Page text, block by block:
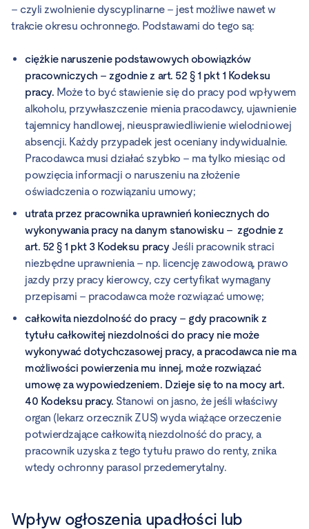
– czyli zwolnienie dyscyplinarne – jest możliwe nawet w
trakcie okresu ochronnego. Podstawami do tego są:
ciężkie naruszenie podstawowych obowiązków
pracowniczych – zgodnie z art. 52 § 1 pkt 1 Kodeksu
pracy. Może to być stawienie się do pracy pod wpływem
alkoholu, przywłaszczenie mienia pracodawcy, ujawnienie
tajemnicy handlowej, nieusprawiedliwienie wielodniowej
absencji. Każdy przypadek jest oceniany indywidualnie.
Pracodawca musi działać szybko – ma tylko miesiąc od
powzięcia informacji o naruszeniu na złożenie
oświadczenia o rozwiązaniu umowy;
utrata przez pracownika uprawnień koniecznych do
wykonywania pracy na danym stanowisku – zgodnie z
art. 52 § 1 pkt 3 Kodeksu pracy Jeśli pracownik straci
niezbędne uprawnienia – np. licencję zawodową, prawo
jazdy przy pracy kierowcy, czy certyfikat wymagany
przepisami – pracodawca może rozwiązać umowę;
całkowita niezdolność do pracy – gdy pracownik z
tytułu całkowitej niezdolności do pracy nie może
wykonywać dotychczasowej pracy, a pracodawca nie ma
możliwości powierzenia mu innej, może rozwiązać
umowę za wypowiedzeniem. Dzieje się to na mocy art.
40 Kodeksu pracy. Stanowi on jasno, że jeśli właściwy
organ (lekarz orzecznik ZUS) wyda wiążące orzeczenie
potwierdzające całkowitą niezdolność do pracy, a
pracownik uzyska z tego tytułu prawo do renty, znika
wtedy ochronny parasol przedemerytalny.
Wpływ ogłoszenia upadłości lub